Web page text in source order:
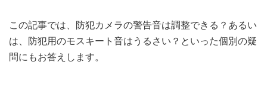
この記事では、防犯カメラの警告音は調整できる？あるい
は、防犯用のモスキート音はうるさい？といった個別の疑
問にもお答えします。